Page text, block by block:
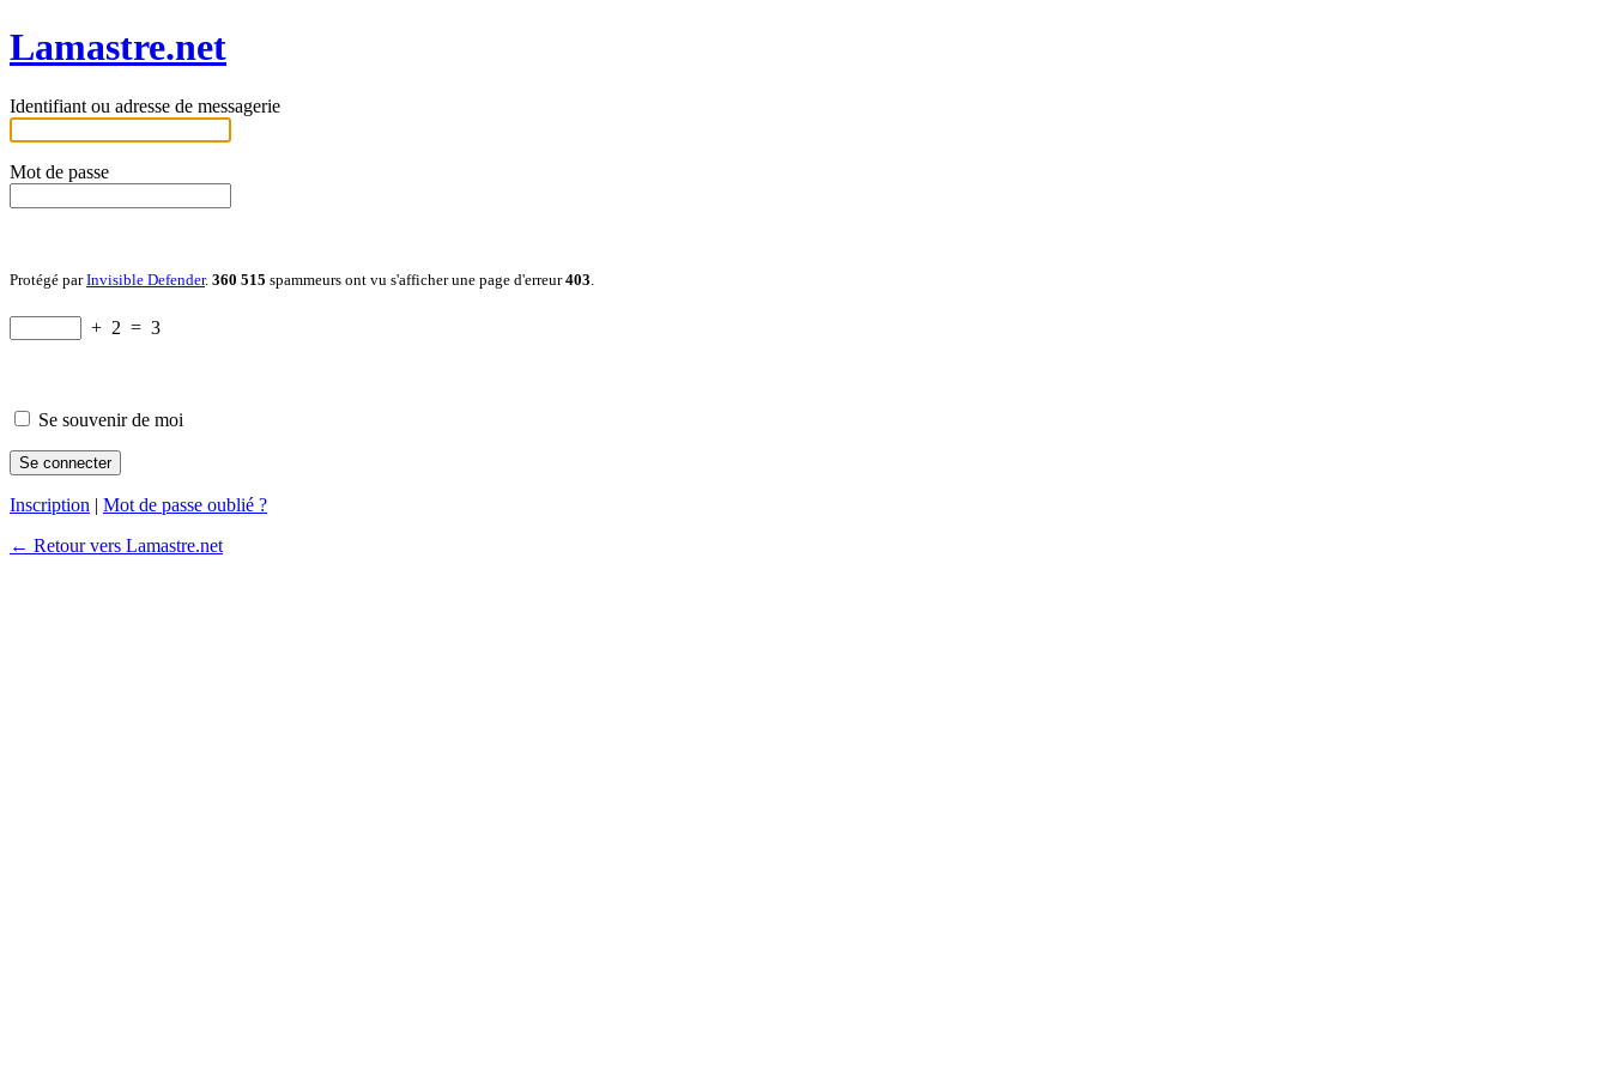
Lamastre.net
Identifiant ou adresse de messagerie
Mot de passe
Protégé parInvisible Defender. 360 515 spammeurs ont vu s'afficher une page d'erreur403
+ 2 = 3
Se souvenir de moi
Inscription | Mot de passe oublié ?
← Retour vers Lamastre.net